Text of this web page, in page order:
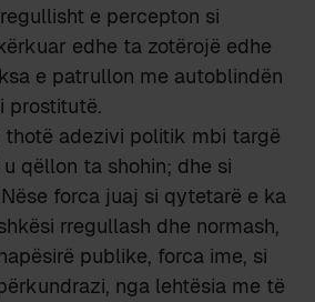
e percepton si
edhe ta zotërojë edhe
e patrullon me autoblindën
prostitutë.
thotë adezivi politik mbi targë
qëllon ta shohin; dhe si
forca juaj si qytetarë e ka
rregullash dhe normash,
publike, forca ime, si
nga lehtësia me të